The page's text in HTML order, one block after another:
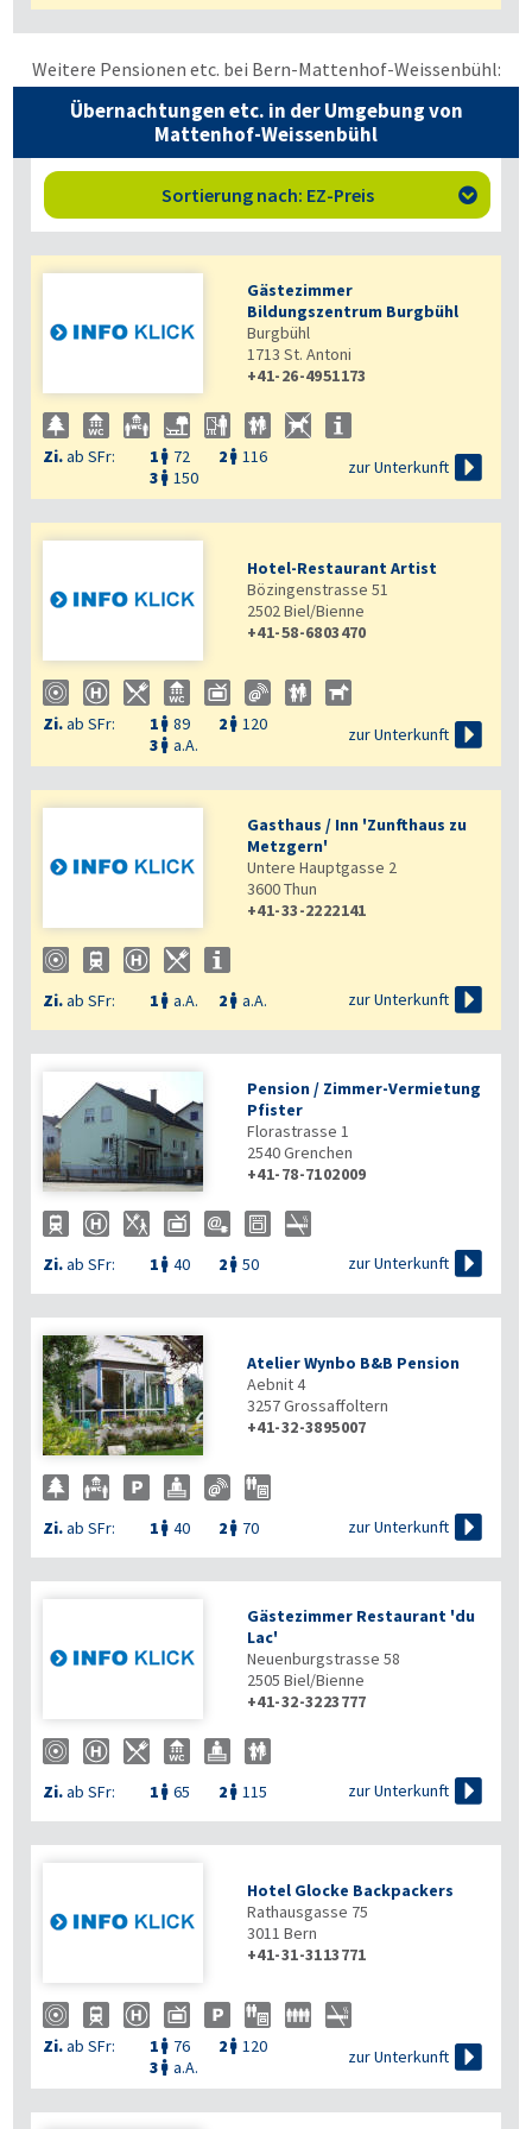
Weitere Pensionen etc. bei Bern-Mattenhof-Weissenbühl:
Übernachtungen etc. in der Umgebung von
Mattenhof-Weissenbühl
Sortierung nach: EZ-Preis 
Gästezimmer
Bildungszentrum Burgbühl
Burgbühl
1713 St. Antoni
+41-26-4951173
Zi.ab SFr: 1  72 2  116
3  150
zur Unterkunft 
Hotel-Restaurant Artist
Bözingenstrasse 51
2502Biel/Bienne
+41-58-6803470
Zi.ab SFr: 1  89 2  120
3  a.A.
zur Unterkunft 
Gasthaus / Inn 'Zunfthaus zu
Metzgern'
Untere Hauptgasse 2
3600Thun
+41-33-2222141
Zi.ab SFr: 1  a.A. 2  a.A. zur Unterkunft 
Pension / Zimmer-Vermietung
Pfister
Florastrasse 1
2540Grenchen
+41-78-7102009
Zi.ab SFr: 1  40 2  50 zur Unterkunft 
Atelier Wynbo B&B Pension
Aebnit 4
3257Grossaffoltern
+41-32-3895007
Zi.ab SFr: 1  40 2  70 zur Unterkunft 
Gästezimmer Restaurant 'du
Lac'
Neuenburgstrasse 58
2505 Biel/Bienne
+41-32-3223777
Zi.ab SFr: 1  65 2  115 zur Unterkunft 
Hotel Glocke Backpackers
Rathausgasse 75
3011 Bern
+41-31-3113771
Zi.ab SFr: 1  76 2  120
3  a.A.
zur Unterkunft 